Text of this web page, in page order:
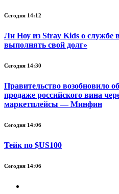
Сегодня 14:12
Ли Ноу из Stray Kids о службе
выполнять свой долг»
Сегодня 14:30
Правительство возобновило
продаже российского вина
маркетплейсы — Минфин
Сегодня 14:06
Тейк по $US100
Сегодня 14:06